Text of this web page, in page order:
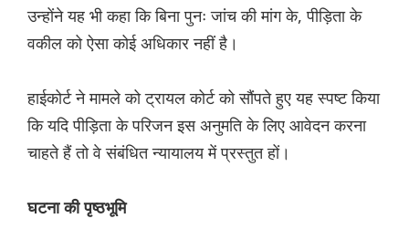
उन्होंने यह भी कहा कि बिना पुनः जांच की मांग के, पीड़िता के
वकील को ऐसा कोई अधिकार नहीं है।
हाईकोर्ट ने मामले को ट्रायल कोर्ट को सौंपते हुए यह स्पष्ट किया
कि यदि पीड़िता के परिजन इस अनुमति के लिए आवेदन करना
चाहते हैं तो वे संबंधित न्यायालय में प्रस्तुत हों।
घटना की पृष्ठभूमि